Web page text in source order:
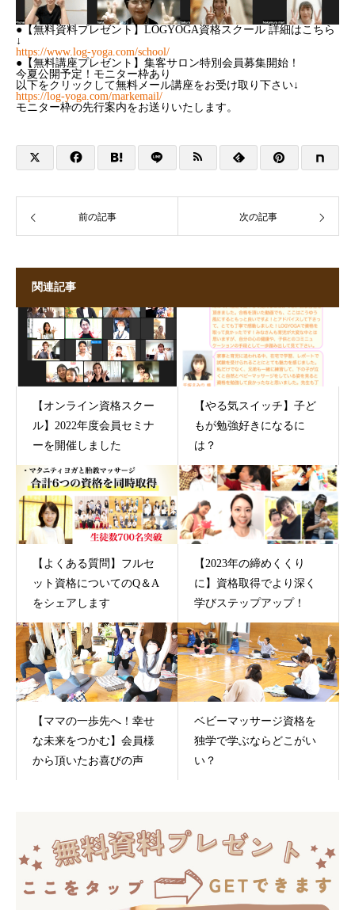
●【無料資料プレゼント】LOGYOGA資格スクール 詳細はこちら
↓
https://www.log-yoga.com/school/
●【無料講座プレゼント】集客サロン特別会員募集開始！
今夏公開予定！モニター枠あり
以下をクリックして無料メール講座をお受け取り下さい↓
https://log-yoga.com/markemail/
モニター枠の先行案内をお送りいたします。
前の記事 次の記事
関連記事
【オンライン資格スクー
ル】2022年度会員セミナ
ーを開催しました
【やる気スイッチ】子ど
もが勉強好きになるに
は？
【よくある質問】フルセ
ット資格についてのQ＆A
をシェアします
【2023年の締めくくり
に】資格取得でより深く
学びステップアップ！
【ママの一歩先へ！幸せ
な未来をつかむ】会員様
から頂いたお喜びの声
ベビーマッサージ資格を
独学で学ぶならどこがい
い？